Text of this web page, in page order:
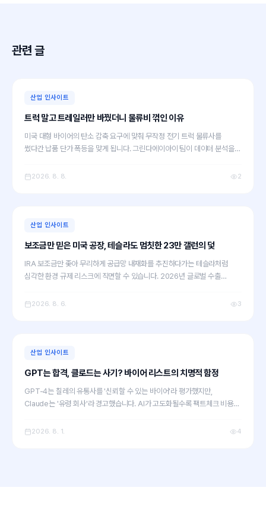
관련 글
산업 인사이트
트럭 말고 트레일러만 바꿨더니 물류비 꺾인 이유
미국 대형 바이어의 탄소 감축 요구에 맞춰 무작정 전기 트럭 물류사를
썼다간 납품 단가 폭등을 맞게 됩니다. 그린다에이아이 팀이 데이터 분석을
물류비와 ESG를 모두 잡는 최적의 시나리오를 공유합니다.
2026. 8. 8. 2
산업 인사이트
보조금만 믿은 미국 공장, 테슬라도 멈칫한 23만 갤런의 덫
IRA 보조금만 좇아 무리하게 공급망 내재화를 추진하다가는 테슬라처럼
심각한 환경 규제 리스크에 직면할 수 있습니다. 2026년 글로벌 수출
팀의 시각으로 짚어봅니다.
2026. 8. 6. 3
산업 인사이트
GPT는 합격, 클로드는 사기? 바이어 리스트의 치명적 함정
GPT-4는 칠레의 유통사를 '신뢰할 수 있는 바이어'라 평가했지만,
Claude는 '유령 회사'라 경고했습니다. AI가 고도화될수록 팩트체크 비용이
팀의 다중 검증법과 실전 팁을 공유합니다.
2026. 8. 1. 4